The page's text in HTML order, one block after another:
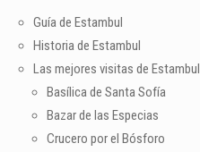
Guía de Estambul
Historia de Estambul
Las mejores visitas de Estambul
Basílica de Santa Sofía
Bazar de las Especias
Crucero por el Bósforo